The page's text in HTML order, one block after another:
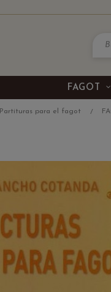
FAGOT
Partituras para el fagot